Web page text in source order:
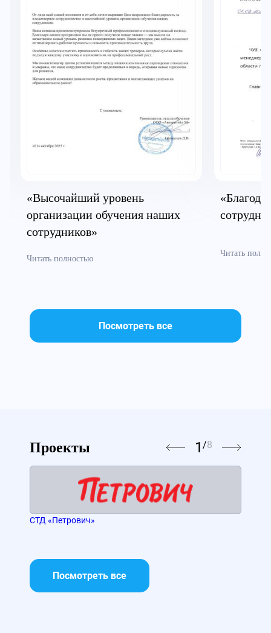
«Высочайший уровень
организации обучения наших
сотрудников»
Читать полностью
Читать
Посмотреть все
Проекты 1 /8
СТД «Петрович»
Посмотреть все